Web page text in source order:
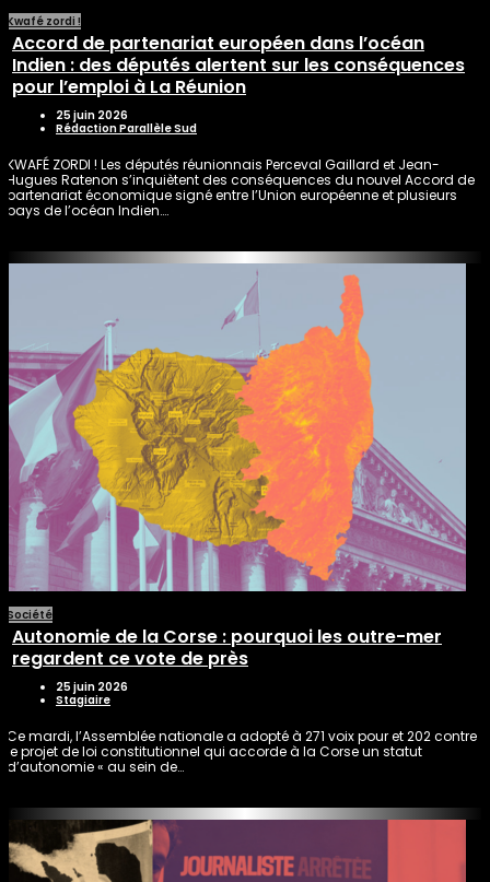
Kwafé zordi !
Accord de partenariat européen dans l’océan
Indien : des députés alertent sur les conséquences
pour l’emploi à La Réunion
25 juin 2026
Rédaction Parallèle Sud
KWAFÉ ZORDI ! Les députés réunionnais Perceval Gaillard et Jean-
Hugues Ratenon s’inquiètent des conséquences du nouvel Accord de
partenariat économique signé entre l’Union européenne et plusieurs
pays de l’océan Indien….
Société
Autonomie de la Corse : pourquoi les outre-mer
regardent ce vote de près
25 juin 2026
Stagiaire
Ce mardi, l’Assemblée nationale a adopté à 271 voix pour et 202 contre
le projet de loi constitutionnel qui accorde à la Corse un statut
d’autonomie « au sein de…